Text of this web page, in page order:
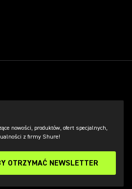
nowości, produktów, ofert specjalnych,
z firmy Shure!
OTRZYMAĆ NEWSLETTER